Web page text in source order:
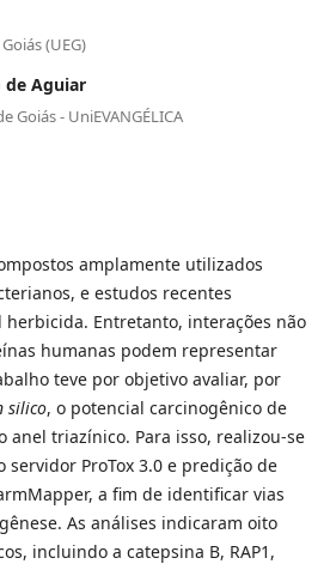
(UEG)
de Aguiar
Goiás - UniEVANGÉLICA
amplamente utilizados
e estudos recentes
Entretanto, interações não
humanas podem representar
teve por objetivo avaliar, por
silico, o potencial carcinogênico de
anel triazínico. Para isso, realizou-se
ProTox 3.0 e predição de
a fim de identificar vias
As análises indicaram oito
incluindo a catepsina B, RAP1,